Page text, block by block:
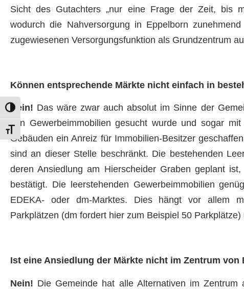
Umschalten auf hohe Kontraste
Schrift vergrößern
Sicht des Gutachters „nur eine Frage der Zeit, bis
wodurch die Nahversorgung in Eppelborn
zugewiesenen Versorgungsfunktion als Grundzentrum
Können entsprechende Märkte nicht einfach in
Nein! Das wäre zwar auch absolut im Sinne der
von Gewerbeimmobilien gesucht wurde und sogar
Gebäuden ein Anreiz für Immobilien-Besitzer
sind an dieser Stelle beschränkt. Die bestehenden
deren Ansiedlung am Hierscheider Graben geplant
bestätigt. Die leerstehenden Gewerbeimmobilien
EDEKA- oder dm-Marktes. Dies hängt vor allem
Parkplätzen (dm fordert hier zum Beispiel 50
Ist eine Ansiedlung der Märkte nicht im Zentrum von
Nein! Die Gemeinde hat alle Alternativen im